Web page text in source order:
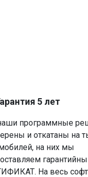
5 лет
программные
и откатаны на
на них мы
На весь софт